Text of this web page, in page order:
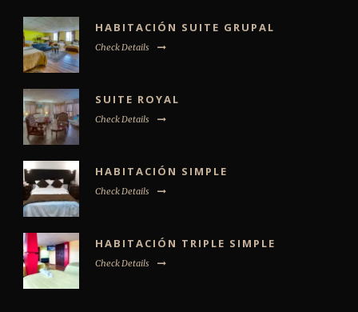
HABITACIÓN SUITE GRUPAL
Check Details
SUITE ROYAL
Check Details
HABITACIÓN SIMPLE
Check Details
HABITACIÓN TRIPLE SIMPLE
Check Details